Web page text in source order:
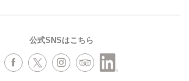
公式SNSはこちら